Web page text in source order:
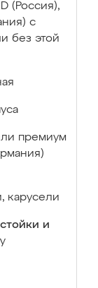
(Россия),
с
без этой
премиум
карусели
и